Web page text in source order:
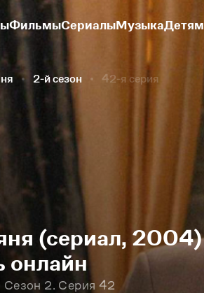
ФильмыСериалыМузыкаДетям
2-й сезон 42-я серия
(сериал,
онлайн
Сезон 2. Серия 42